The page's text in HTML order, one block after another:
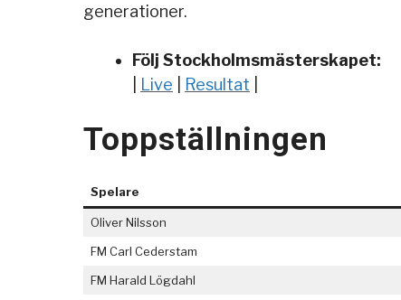
generationer.
Följ Stockholmsmästerskapet:
Live Resultat
Toppställningen
Spelare
Oliver Nilsson
FM Carl Cederstam
FM Harald Lögdahl